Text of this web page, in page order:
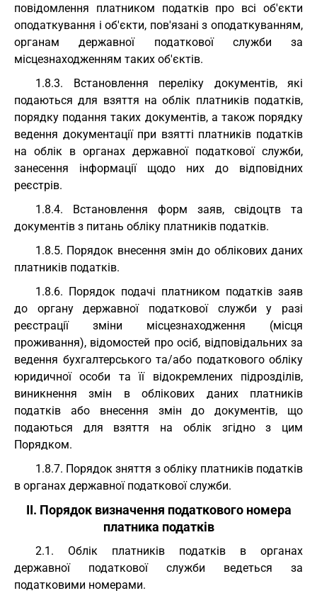
повідомлення платником податків про всі об'єкти
оподаткування і об'єкти, пов'язані з оподаткуванням,
органам державної податкової служби за
місцезнаходженням таких об'єктів.
1.8.3. Встановлення переліку документів, які
подаються для взяття на облік платників податків,
порядку подання таких документів, а також порядку
ведення документації при взятті платників податків
на облік в органах державної податкової служби,
занесення інформації щодо них до відповідних
реєстрів.
1.8.4. Встановлення форм заяв, свідоцтв та
документів з питань обліку платників податків.
1.8.5. Порядок внесення змін до облікових даних
платників податків.
1.8.6. Порядок подачі платником податків заяв
до органу державної податкової служби у разі
реєстрації зміни місцезнаходження (місця
проживання), відомостей про осіб, відповідальних за
ведення бухгалтерського та/або податкового обліку
юридичної особи та її відокремлених підрозділів,
виникнення змін в облікових даних платників
податків або внесення змін до документів, що
подаються для взяття на облік згідно з цим
Порядком.
1.8.7. Порядок зняття з обліку платників податків
в органах державної податкової служби.
II. Порядок визначення податкового номера
платника податків
2.1. Облік платників податків в органах
державної податкової служби ведеться за
податковими номерами.